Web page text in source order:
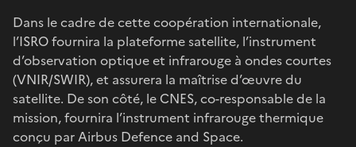
Dans le cadre de cette coopération internationale,
l’ISRO fournira la plateforme satellite, l’instrument
d’observation optique et infrarouge à ondes courtes
(VNIR/SWIR), et assurera la maîtrise d’œuvre du
satellite. De son côté, le CNES, co-responsable de la
mission, fournira l’instrument infrarouge thermique
conçu par Airbus Defence and Space.